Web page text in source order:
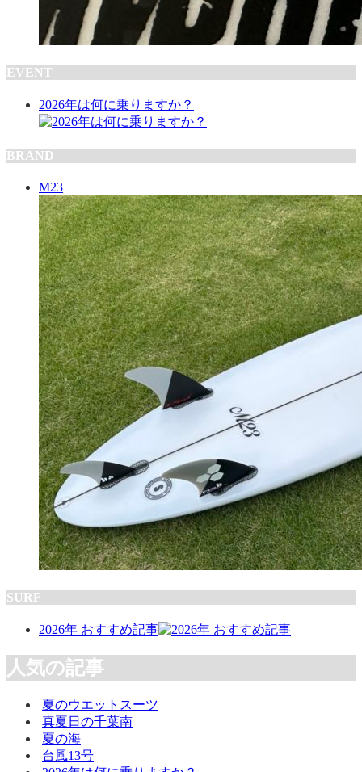
EVENT
2026年は何に乗りますか？
BRAND
M23
SURF
2026年 おすすめ記事
人気の記事
夏のウエットスーツ
真夏日の千葉南
夏の海
台風13号